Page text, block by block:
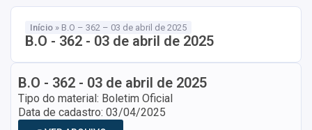
Início » B.O – 362 – 03 de abril de 2025
B.O - 362 - 03 de abril de 2025
B.O - 362 - 03 de abril de 2025
Tipo do material: Boletim Oficial
Data de cadastro: 03/04/2025